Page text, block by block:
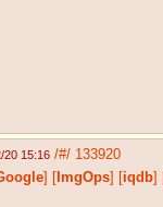
20 15:16 /#/ 133920
ImgOps iqdb